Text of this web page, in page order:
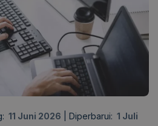
11 Juni 2026 Diperbarui: 1 Juli